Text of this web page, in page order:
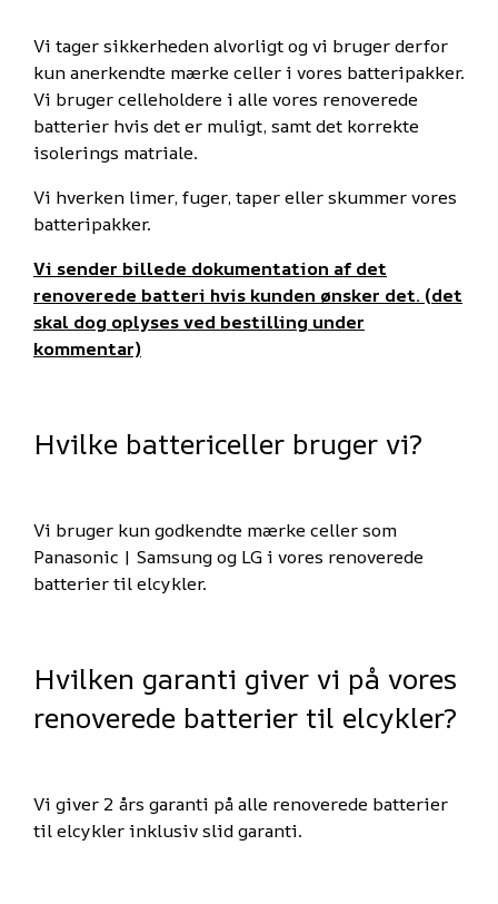
Vi tager sikkerheden alvorligt og vi bruger derfor
kun anerkendte mærke celler i vores batteripakker.
Vi bruger celleholdere i alle vores renoverede
batterier hvis det er muligt, samt det korrekte
isolerings matriale.
Vi hverken limer, fuger, taper eller skummer vores
batteripakker.
Vi sender billede dokumentation af det
renoverede batteri hvis kunden ønsker det. (det
skal dog oplyses ved bestilling under
kommentar)
Hvilke battericeller bruger vi?
Vi bruger kun godkendte mærke celler som
Panasonic | Samsung og LG i vores renoverede
batterier til elcykler.
Hvilken garanti giver vi på vores
renoverede batterier til elcykler?
Vi giver 2 års garanti på alle renoverede batterier
til elcykler inklusiv slid garanti.